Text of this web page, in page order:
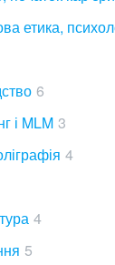
етика,
6
і MLM 3
4
4
5